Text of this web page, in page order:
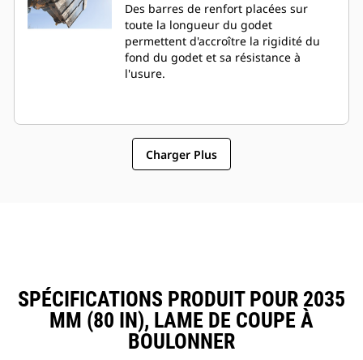
Des barres de renfort placées sur
toute la longueur du godet
permettent d'accroître la rigidité du
fond du godet et sa résistance à
l'usure.
Charger Plus
SPÉCIFICATIONS PRODUIT POUR 2035
MM (80 IN), LAME DE COUPE À
BOULONNER